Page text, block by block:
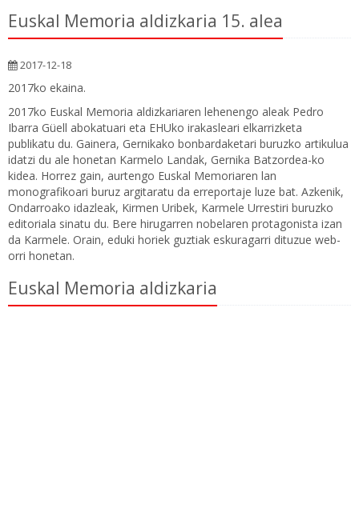
Euskal Memoria aldizkaria 15. alea
2017-12-18
2017ko ekaina.
2017ko Euskal Memoria aldizkariaren lehenengo aleak Pedro
Ibarra Güell abokatuari eta EHUko irakasleari elkarrizketa
publikatu du. Gainera, Gernikako bonbardaketari buruzko artikulua
idatzi du ale honetan Karmelo Landak, Gernika Batzordea-ko
kidea. Horrez gain, aurtengo Euskal Memoriaren lan
monografikoari buruz argitaratu da erreportaje luze bat. Azkenik,
Ondarroako idazleak, Kirmen Uribek, Karmele Urrestiri buruzko
editoriala sinatu du. Bere hirugarren nobelaren protagonista izan
da Karmele. Orain, eduki horiek guztiak eskuragarri dituzue web-
orri honetan.
Euskal Memoria aldizkaria